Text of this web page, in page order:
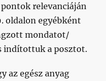
relevanciáján
oldalon egyébként
mondatot/
indítottuk a posztot.
az egész anyag